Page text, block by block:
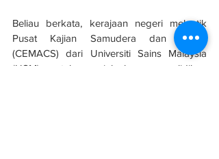
Beliau berkata, kerajaan negeri melantik
Pusat Kajian Samudera dan Pantai
(CEMACS) dari Universiti Sains Malaysia
(USM) untuk menjalankan penyelidikan